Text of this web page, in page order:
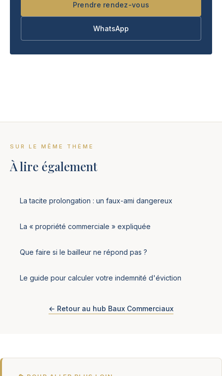
Prendre rendez-vous
WhatsApp
SUR LE MÊME THÈME
À lire également
La tacite prolongation : un faux-ami dangereux
La « propriété commerciale » expliquée
Que faire si le bailleur ne répond pas ?
Le guide pour calculer votre indemnité d'éviction
← Retour au hub Baux Commerciaux